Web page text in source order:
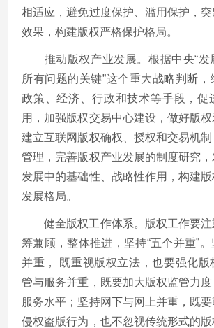
相适应，避免过度保护、滥用保护，
效果，构建版权严格保护格局。
推动版权产业发展。根据中央“发
所有问题的关键”这个重大战略判断，
政策、经济、行政和技术等手段，促
用，加强版权交易中心建设，做好版
建立互联网版权确权、授权和交易机
管理，完善版权产业发展的制度研究
发展中的基础性、战略性作用，构建
发展格局。
健全版权工作体系。版权工作要注
筹兼顾，整体推进，坚持“五个并重”
并重， 既重视版权立法，也要强化版
管与服务并重，既要加大版权监管力
服务水平；坚持网下与网上并重，既
侵权盗版行为，也不忽视传统形式的